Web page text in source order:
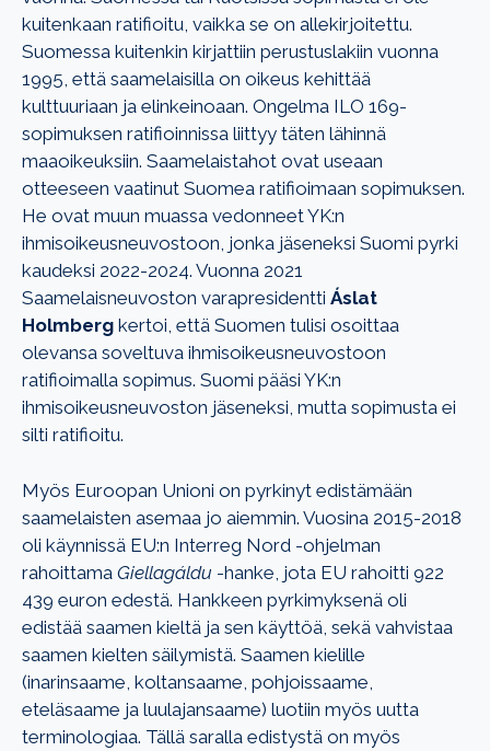
kuitenkaan ratifioitu, vaikka se on allekirjoitettu.
Suomessa kuitenkin kirjattiin perustuslakiin vuonna
1995, että saamelaisilla on oikeus kehittää
kulttuuriaan ja elinkeinoaan. Ongelma ILO 169-
sopimuksen ratifioinnissa liittyy täten lähinnä
maaoikeuksiin. Saamelaistahot ovat useaan
otteeseen vaatinut Suomea ratifioimaan sopimuksen.
He ovat muun muassa vedonneet YK:n
ihmisoikeusneuvostoon, jonka jäseneksi Suomi pyrki
kaudeksi 2022-2024. Vuonna 2021
Saamelaisneuvoston varapresidentti Áslat
Holmberg kertoi, että Suomen tulisi osoittaa
olevansa soveltuva ihmisoikeusneuvostoon
ratifioimalla sopimus. Suomi pääsi YK:n
ihmisoikeusneuvoston jäseneksi, mutta sopimusta ei
silti ratifioitu.
Myös Euroopan Unioni on pyrkinyt edistämään
saamelaisten asemaa jo aiemmin. Vuosina 2015-2018
oli käynnissä EU:n Interreg Nord -ohjelman
rahoittama Giellagáldu -hanke, jota EU rahoitti 922
439 euron edestä. Hankkeen pyrkimyksenä oli
edistää saamen kieltä ja sen käyttöä, sekä vahvistaa
saamen kielten säilymistä. Saamen kielille
(inarinsaame, koltansaame, pohjoissaame,
eteläsaame ja luulajansaame) luotiin myös uutta
terminologiaa. Tällä saralla edistystä on myös